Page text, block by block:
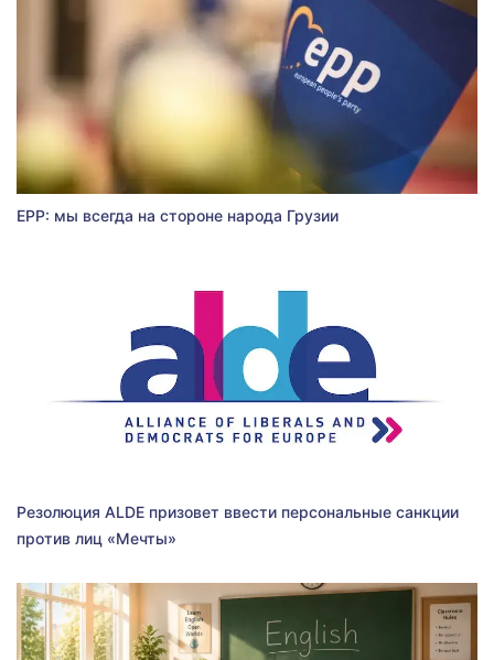
EPP: мы всегда на стороне народа Грузии
Резолюция ALDE призовет ввести персональные санкции
против лиц «Мечты»